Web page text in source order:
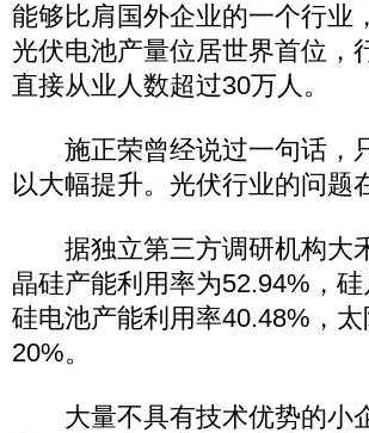
能够比肩国外企业的一个行业
光伏电池产量位居世界首位，
直接从业人数超过30万人。
施正荣曾经说过一句话，
以大幅提升。光伏行业的问题
据独立第三方调研机构大
晶硅产能利用率为52.94%，
硅电池产能利用率40.48%，
20%。
大量不具有技术优势的小